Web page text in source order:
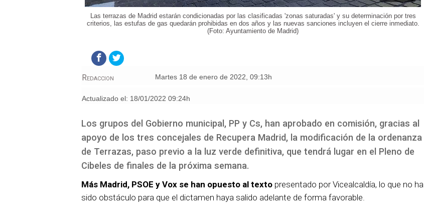
Las terrazas de Madrid estarán condicionadas por las clasificadas 'zonas saturadas' y su determinación por tres
criterios, las estufas de gas quedarán prohibidas en dos años y las nuevas sanciones incluyen el cierre inmediato.
(Foto: Ayuntamiento de Madrid)
martes 18 de enero de 2022, 09:13h
Redaccion
Actualizado el: 18/01/2022 09:24h
Los grupos del Gobierno municipal, PP y Cs, han aprobado en comisión, gracias al
apoyo de los tres concejales de Recupera Madrid, la modificación de la ordenanza
de Terrazas, paso previo a la luz verde definitiva, que tendrá lugar en el Pleno de
Cibeles de finales de la próxima semana.
Más Madrid, PSOE y Vox se han opuesto al texto presentado por Vicealcaldía, lo que no ha
sido obstáculo para que el dictamen haya salido adelante de forma favorable.